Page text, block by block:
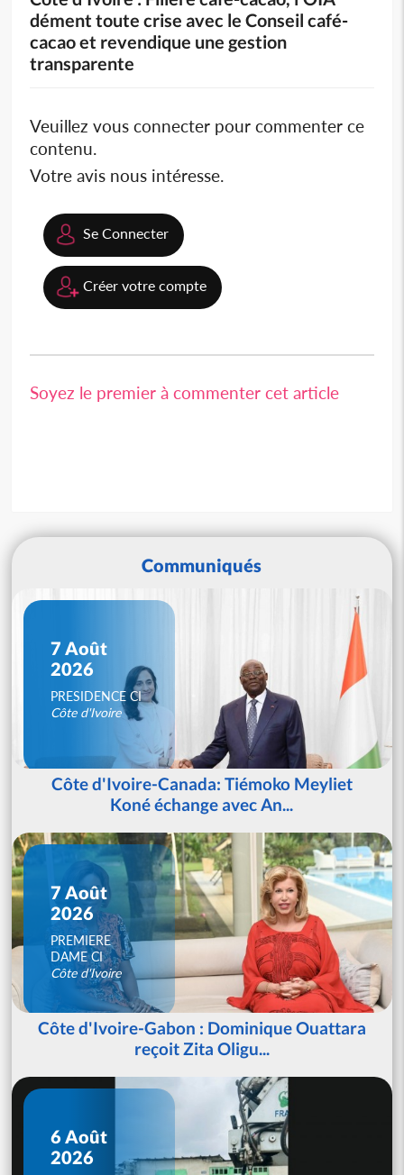
dément toute crise avec le Conseil café-
cacao et revendique une gestion
transparente
Veuillez vous connecter pour commenter ce
contenu.
Votre avis nous intéresse.
Se Connecter
Créer votre compte
Soyez le premier à commenter cet article
Communiqués
7 Août
2026
PRESIDENCE CI
Côte d'Ivoire
Côte d'Ivoire-Canada: Tiémoko Meyliet
Koné échange avec An...
7 Août
2026
PREMIERE
DAME CI
Côte d'Ivoire
Côte d'Ivoire-Gabon : Dominique Ouattara
reçoit Zita Oligu...
6 Août
2026